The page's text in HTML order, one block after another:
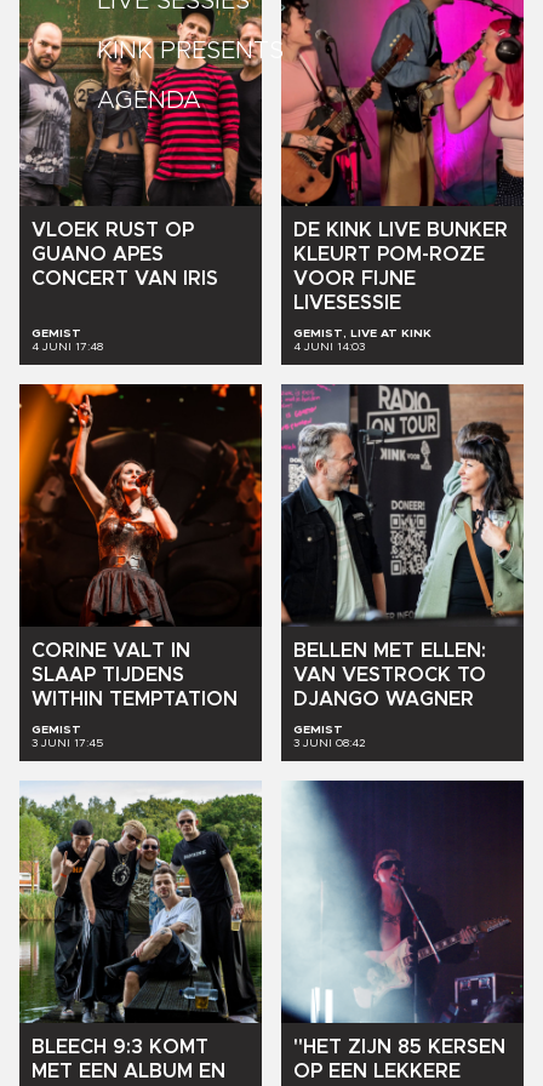
KINK PRESENTS
AGENDA
VLOEK RUST OP
GUANO APES
CONCERT VAN IRIS
GEMIST
4 JUNI 17:48
DE KINK LIVE BUNKER
KLEURT POM-ROZE
VOOR FIJNE
LIVESESSIE
GEMIST, LIVE AT KINK
4 JUNI 14:03
CORINE VALT
IN
SLAAP TIJDENS
WITHIN TEMPTATION
GEMIST
3 JUNI 17:45
BELLEN MET ELLEN:
VAN VESTROCK TO
DJANGO WAGNER
GEMIST
3 JUNI 08:42
BLEECH 9:3 KOMT
MET EEN ALBUM EN
"HET ZIJN 85 KERSEN
OP EEN LEKKERE